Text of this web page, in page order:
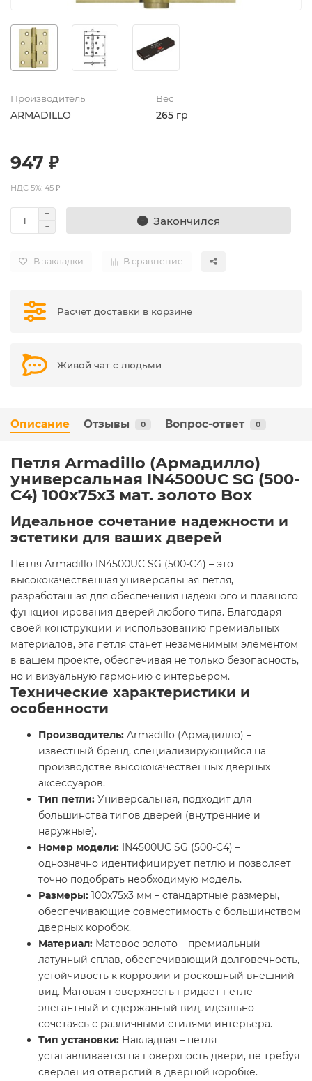
Производитель
ARMADILLO
Вес
265 гр
947 ₽
НДС 5%: 45 ₽
Закончился
В закладки В сравнение
Расчет доставки в корзине
Живой чат с людьми
Описание Отзывы 0 Вопрос-ответ 0
Петля Armadillo (Армадилло)
универсальная IN4500UC SG (500-
C4) 100x75x3 мат. золото Box
Идеальное сочетание надежности и
эстетики для ваших дверей
Петля Armadillo IN4500UC SG (500-C4) – это
высококачественная универсальная петля,
разработанная для обеспечения надежного и плавного
функционирования дверей любого типа. Благодаря
своей конструкции и использованию премиальных
материалов, эта петля станет незаменимым элементом
в вашем проекте, обеспечивая не только безопасность,
но и визуальную гармонию с интерьером.
Технические характеристики и
особенности
Производитель: Armadillo (Армадилло) –
известный бренд, специализирующийся на
производстве высококачественных дверных
аксессуаров.
Тип петли: Универсальная, подходит для
большинства типов дверей (внутренние и
наружные).
Номер модели: IN4500UC SG (500-C4) –
однозначно идентифицирует петлю и позволяет
точно подобрать необходимую модель.
Размеры: 100x75x3 мм – стандартные размеры,
обеспечивающие совместимость с большинством
дверных коробок.
Материал: Матовое золото – премиальный
латунный сплав, обеспечивающий долговечность,
устойчивость к коррозии и роскошный внешний
вид. Матовая поверхность придает петле
элегантный и сдержанный вид, идеально
сочетаясь с различными стилями интерьера.
Тип установки: Накладная – петля
устанавливается на поверхность двери, не требуя
сверления отверстий в дверной коробке.